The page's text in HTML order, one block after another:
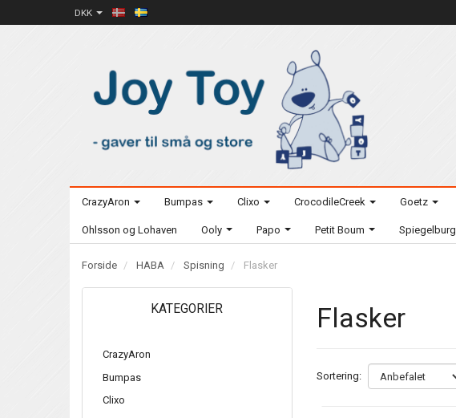
DKK
CrazyAron Bumpas Clixo CrocodileCreek Goetz
Ohlsson og Lohaven Ooly Papo Petit Boum Spiegelburg
Forside HABA Spisning Flasker
KATEGORIER
CrazyAron
Bumpas
Clixo
Flasker
Sortering: